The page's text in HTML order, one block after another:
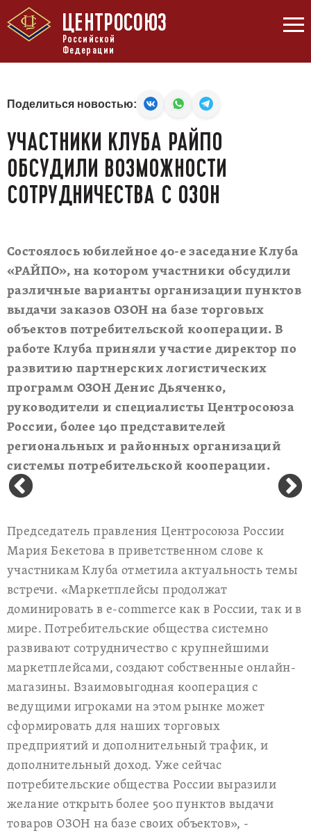
ЦЕНТРОСОЮЗ
Российской
Федерации
Поделиться новостью:
УЧАСТНИКИ КЛУБА РАЙПО
ОБСУДИЛИ ВОЗМОЖНОСТИ
СОТРУДНИЧЕСТВА С ОЗОН
Состоялось юбилейное 40-е заседание Клуба
«РАЙПО», на котором участники обсудили
различные варианты организации пунктов
выдачи заказов ОЗОН на базе торговых
объектов потребительской кооперации. В
работе Клуба приняли участие директор по
развитию партнерских логистических
программ OЗОН Денис Дьяченко,
руководители и специалисты Центросоюза
России, более 140 представителей
региональных и районных организаций
системы потребительской кооперации.
Председатель правления Центросоюза России
Мария Бекетова в приветственном слове к
участникам Клуба отметила актуальность темы
встречи. «Маркетплейсы продолжат
доминировать в e-commerce как в России, так и в
мире. Потребительские общества системно
развивают сотрудничество с крупнейшими
маркетплейсами, создают собственные онлайн-
магазины. Взаимовыгодная кооперация с
ведущими игроками на этом рынке может
сформировать для наших торговых
предприятий и дополнительный трафик, и
дополнительный доход. Уже сейчас
потребительские общества России выразили
желание открыть более 500 пунктов выдачи
товаров ОЗОН на базе своих объектов», -